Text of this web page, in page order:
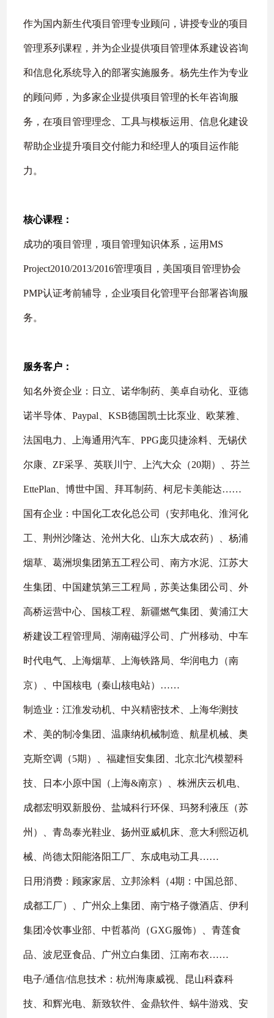
作为国内新生代项目管理专业顾问，讲授专业的项目
管理系列课程，并为企业提供项目管理体系建设咨询
和信息化系统导入的部署实施服务。杨先生作为专业
的顾问师，为多家企业提供项目管理的长年咨询服
务，在项目管理理念、工具与模板运用、信息化建设
帮助企业提升项目交付能力和经理人的项目运作能
力。
核心课程：
成功的项目管理，项目管理知识体系，运用MS
Project2010/2013/2016管理项目，美国项目管理协会
PMP认证考前辅导，企业项目化管理平台部署咨询服
务。
服务客户：
知名外资企业：日立、诺华制药、美卓自动化、亚德
诺半导体、Paypal 、KSB德国凯士比泵业、欧莱雅、
法国电力、上海通用汽车、PPG庞贝捷涂料、无锡伏
尔康、 ZF采孚、英联川宁、上汽大众（20期）、芬兰
EttePlan 、博世中国、拜耳制药、柯尼卡美能达……
国有企业：中国化工农化总公司（安邦电化、淮河化
工、荆州沙隆达、沧州大化、山东大成农药）、杨浦
烟草、葛洲坝集团第五工程公司、南方水泥、江苏大
生集团、中国建筑第三工程局，苏美达集团公司、外
高桥运营中心、国核工程、新疆燃气集团、黄浦江大
桥建设工程管理局、湖南磁浮公司、广州移动、中车
时代电气、上海烟草、上海铁路局、华润电力（南
京）、中国核电（秦山核电站） ……
制造业：江淮发动机、中兴精密技术、上海华测技
术、美的制冷集团、温康纳机械制造、航星机械、奥
克斯空调（5期）、福建恒安集团、北京北汽模塑科
技、日本小原中国（上海&南京）、株洲庆云机电、
成都宏明双新股份、盐城科行环保、玛努利液压（苏
州）、青岛泰光鞋业、扬州亚威机床、意大利熙迈机
械、尚德太阳能洛阳工厂、东成电动工具……
日用消费：顾家家居、立邦涂料（4期：中国总部、
成都工厂）、广州众上集团、南宁格子微酒店、伊利
集团冷饮事业部、中哲慕尚（GXG服饰）、青莲食
品、波尼亚食品、广州立白集团、江南布衣……
电子/通信/信息技术：杭州海康威视、昆山科森科
技、和辉光电、新致软件、金鼎软件、蜗牛游戏、安